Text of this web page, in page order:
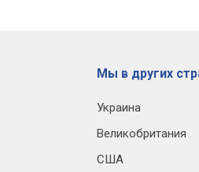
Мы в других
Украина
Великобритания
США